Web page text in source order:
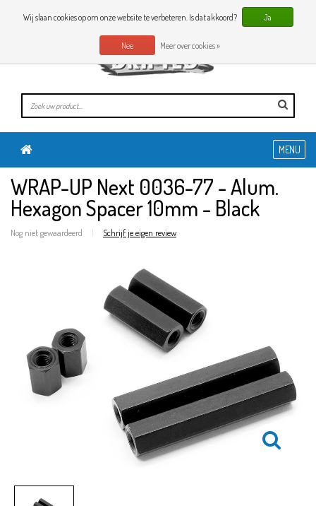
0 Artikelen
NL
MENU
WRAP-UP Next 0036-77 - Alum.
Hexagon Spacer 10mm - Black
Nog niet gewaardeerd | Schrijf je eigen review
Wij slaan cookies op om onze website te verbeteren. Is dat akkoord? Ja
Nee Meer over cookies »